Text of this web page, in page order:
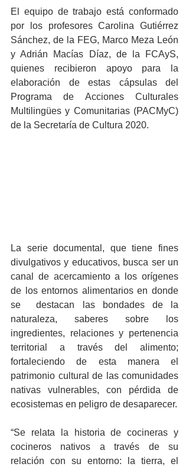
El equipo de trabajo está conformado
por los profesores Carolina Gutiérrez
Sánchez, de la FEG, Marco Meza León
y Adrián Macías Díaz, de la FCAyS,
quienes recibieron apoyo para la
elaboración de estas cápsulas del
Programa de Acciones Culturales
Multilingües y Comunitarias (PACMyC)
de la Secretaría de Cultura 2020.
La serie documental, que tiene fines
divulgativos y educativos, busca ser un
canal de acercamiento a los orígenes
de los entornos alimentarios en donde
se  destacan las bondades de la
naturaleza, saberes sobre los
ingredientes, relaciones y pertenencia
territorial a través del alimento;
fortaleciendo de esta manera el
patrimonio cultural de las comunidades
nativas vulnerables, con pérdida de
ecosistemas en peligro de desaparecer.
“Se relata la historia de cocineras y
cocineros nativos a través de su
relación con su entorno: la tierra, el